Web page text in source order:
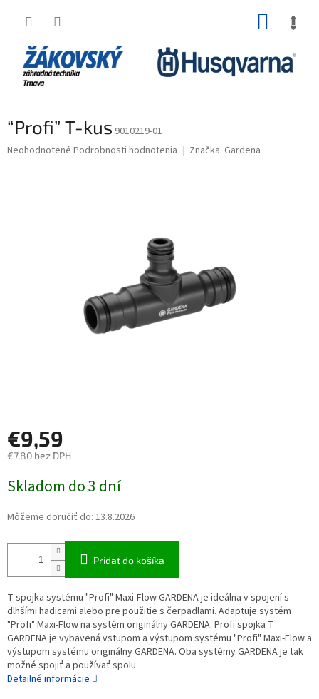
“Profi” T-kus 9010219-01
Priemerné hodnotenie produktu je 0,0 z 5 hviezdičiek.
Neohodnotené Podrobnosti hodnotenia Značka: Gardena
€9,59
€7,80 bez DPH
Skladom do 3 dní
Môžeme doručiť do: 13.8.2026
Pridať do košíka
T spojka systému "Profi" Maxi-Flow GARDENA je ideálna v spojení s
dlhšími hadicami alebo pre použitie s čerpadlami. Adaptuje systém
"Profi" Maxi-Flow na systém originálny GARDENA. Profi spojka T
GARDENA je vybavená vstupom a výstupom systému "Profi" Maxi-Flow a
výstupom systému originálny GARDENA. Oba systémy GARDENA je tak
možné spojiť a používať spolu.
Detailné informácie